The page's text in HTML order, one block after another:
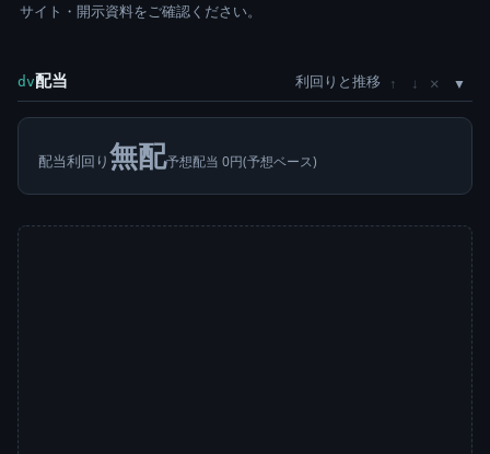
サイト・開示資料をご確認ください。
dv配当 利回りと推移 ↑ ↓ ×
配当利回り無配予想配当 0円(予想ベース)